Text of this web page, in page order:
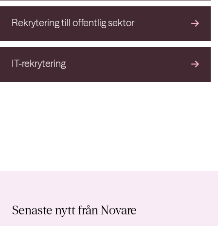
Rekrytering till offentlig sektor
IT-rekrytering
Senaste nytt från Novare